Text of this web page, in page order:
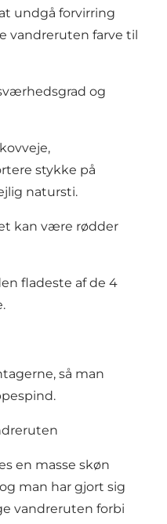
undgå forvirring
vandreruten farve til
og
stykke på
natursti.
kan være rødder
fladeste af de 4
så man
en masse skøn
man har gjort sig
vandreruten forbi